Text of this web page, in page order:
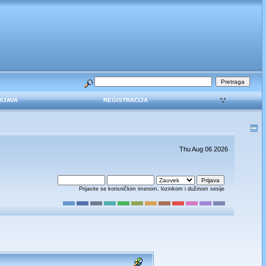
REGISTRACIJA
Thu Aug 06 2026
Prijavite se korisničkim imenom, lozinkom i dužinom sesije